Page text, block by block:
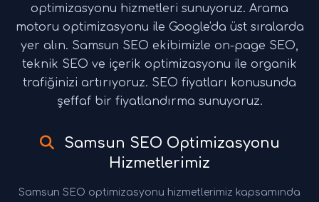
optimizasyonu hizmetleri sunuyoruz. Arama
motoru optimizasyonu ile Google'da üst sıralarda
yer alın. Samsun SEO ekibimizle on-page SEO,
teknik SEO ve içerik optimizasyonu ile organik
trafiğinizi artırıyoruz. SEO fiyatları konusunda
şeffaf bir fiyatlandırma sunuyoruz.
Samsun SEO Optimizasyonu
Hizmetlerimiz
Samsun SEO optimizasyonu hizmetlerimiz kapsamında